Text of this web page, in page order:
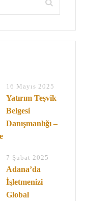
16 Mayıs 2025
Yatırım Teşvik
Belgesi
Danışmanlığı –
7 Şubat 2025
Adana’da
İşletmenizi
Global